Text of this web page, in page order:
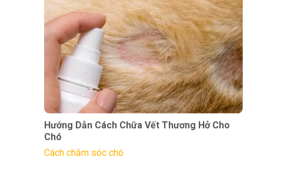
Hướng Dẫn Cách Chữa Vết Thương Hở Cho
Chó
Cách chăm sóc chó